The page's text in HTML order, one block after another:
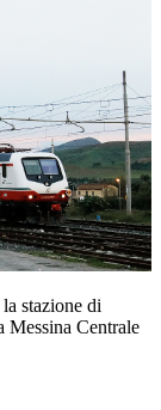
stazione di
Messina Centrale